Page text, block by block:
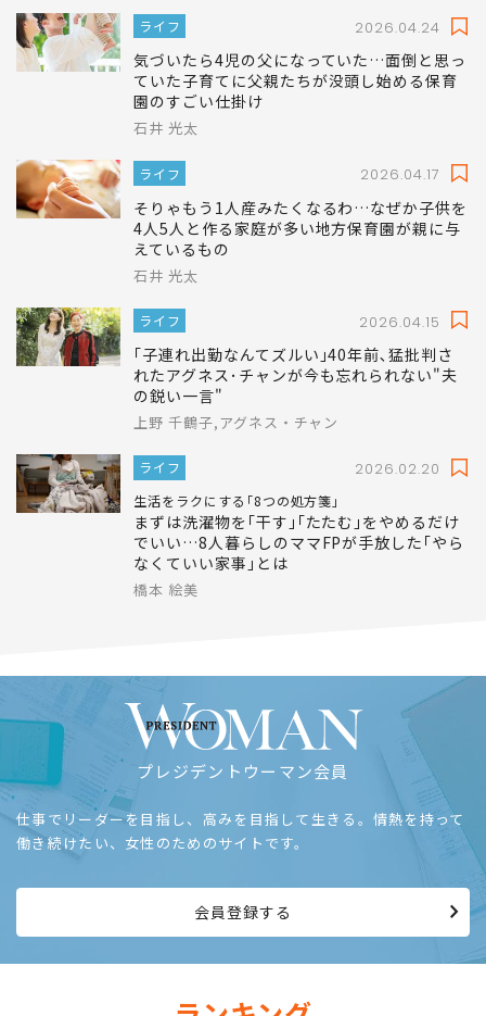
なる地方保育園の秘密
石井 光太
ライフ
気づいたら4児の父になっていた…面倒と思っ
園のすごい仕掛け
石井 光太
ライフ
そりゃもう1人産みたくなるわ…なぜか子供を
えているもの
石井 光太
ライフ
｢子連れ出勤なんてズルい｣40年前､猛批判さ
の鋭い一言"
上野 千鶴子,アグネス・チャン
ライフ 2026.02.20
生活をラクにする｢8つの処方箋｣
まずは洗濯物を｢干す｣｢たたむ｣をやめるだけ
プレジデントウーマン会員
仕事でリーダーを目指し、高みを目指して生きる。情熱を持って
働き続けたい、女性のためのサイトです。